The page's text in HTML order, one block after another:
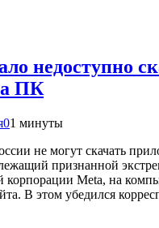
недоступно
ПК
01 минуты
не могут скачать
признанной
корпорации Meta, на
В этом убедился